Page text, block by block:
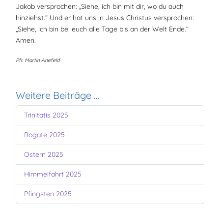
Jakob versprochen: „Siehe, ich bin mit dir, wo du auch
hinziehst.“ Und er hat uns in Jesus Christus versprochen:
„Siehe, ich bin bei euch alle Tage bis an der Welt Ende.“
Amen.
Pfr. Martin Anefeld
Weitere Beiträge …
Trinitatis 2025
Rogate 2025
Ostern 2025
Himmelfahrt 2025
Pfingsten 2025